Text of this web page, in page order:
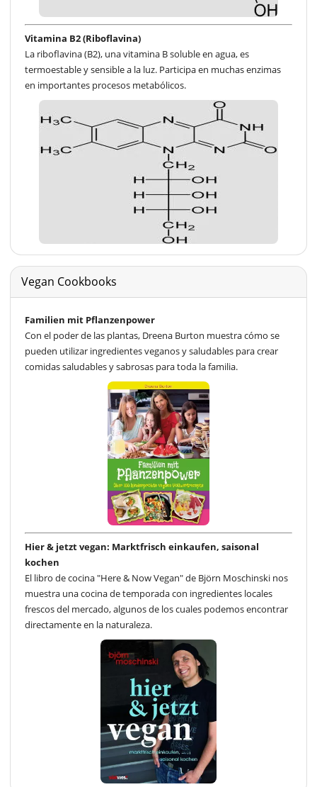
Vitamina B2 (Riboflavina)
La riboflavina (B2), una vitamina B soluble en agua, es
termoestable y sensible a la luz. Participa en muchas enzimas
en importantes procesos metabólicos.
Vegan Cookbooks
Familien mit Pflanzenpower
Con el poder de las plantas, Dreena Burton muestra cómo se
pueden utilizar ingredientes veganos y saludables para crear
comidas saludables y sabrosas para toda la familia.
Hier & jetzt vegan: Marktfrisch einkaufen, saisonal
kochen
El libro de cocina "Here & Now Vegan" de Björn Moschinski nos
muestra una cocina de temporada con ingredientes locales
frescos del mercado, algunos de los cuales podemos encontrar
directamente en la naturaleza.